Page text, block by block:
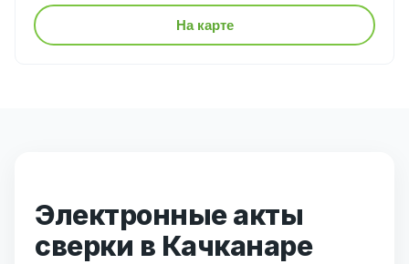
На карте
Электронные акты
сверки в Качканаре